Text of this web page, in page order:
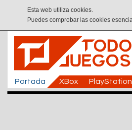
Esta web utiliza cookies.
Puedes comprobar las cookies
Portada XBox PlayStation